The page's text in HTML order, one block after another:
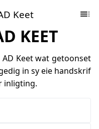
Keet
KEET
Keet wat getoonset
in sy eie handskrif
inligting.